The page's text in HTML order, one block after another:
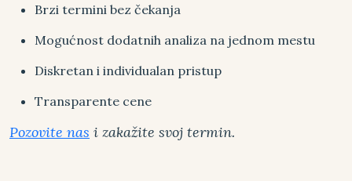
Brzi termini bez čekanja
Mogućnost dodatnih analiza na jednom mestu
Diskretan i individualan pristup
Transparente cene
Pozovite nas i zakažite svoj termin.